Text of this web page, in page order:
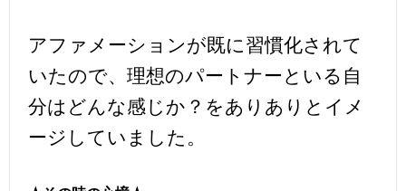
アファメーションが既に習慣化されて
いたので、理想のパートナーといる自
分はどんな感じか？をありありとイメ
ージしていました。